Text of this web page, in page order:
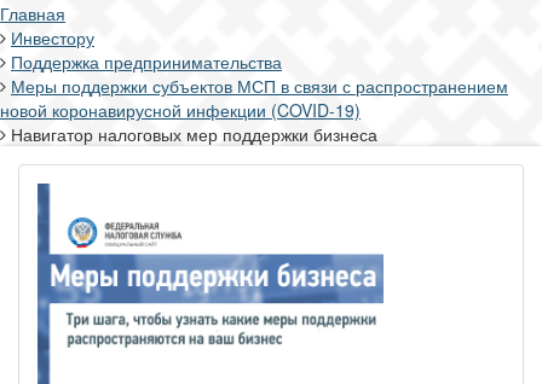
Главная
Инвестору
Поддержка предпринимательства
Меры поддержки субъектов МСП в связи с распространением
новой коронавирусной инфекции (COVID-19)
Навигатор налоговых мер поддержки бизнеса